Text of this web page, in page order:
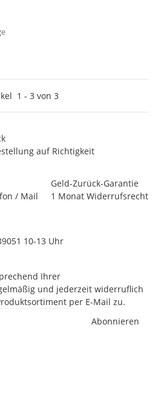
1 - 3 von 3
auf Richtigkeit
/ Mail
Geld-Zurück-Garantie
1 Monat Widerrufsrecht
10-13 Uhr
Ihrer
und jederzeit widerruflich
per E-Mail zu.
Abonnieren